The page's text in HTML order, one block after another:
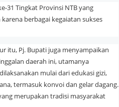
31 Tingkat Provinsi NTB yang
berbagai kegaiatan sukses
itu, Pj. Bupati juga menyampaikan
daerah ini, utamanya
mulai dari edukasi gizi,
termasuk konvoi dan gelar dagang.
merupakan tradisi masyarakat